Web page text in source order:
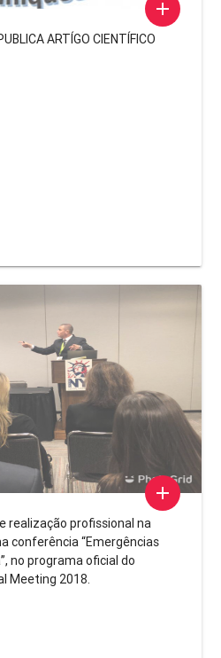
add
ARTÍGO CIENTÍFICO
add
realização profissional na
conferência “Emergências
no programa oficial do
Meeting 2018.